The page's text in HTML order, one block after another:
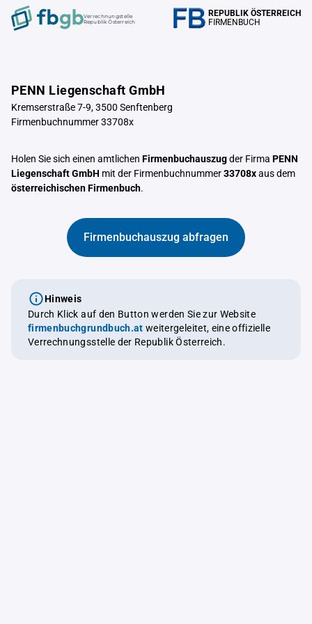
Verrechnungstelle
Republik Österreich
REPUBLIK ÖSTERREICH
FIRMENBUCH
PENN Liegenschaft GmbH
Kremserstraße 7-9, 3500 Senftenberg
Firmenbuchnummer 33708x
Holen Sie sich einen amtlichen Firmenbuchauszugder Firma PENN
Liegenschaft GmbH mit der Firmenbuchnummer33708xaus dem
österreichischen Firmenbuch.
Firmenbuchauszug abfragen
Hinweis
Durch Klick auf den Button werden Sie zur Website
firmenbuchgrundbuch.at weitergeleitet, eine offizielle
Verrechnungsstelle der Republik Österreich.